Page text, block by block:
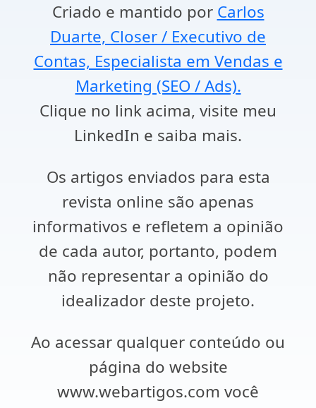
Criado e mantido por Carlos
Duarte, Closer / Executivo de
Contas, Especialista em Vendas e
Marketing (SEO / Ads).
Clique no link acima, visite meu
LinkedIn e saiba mais.
Os artigos enviados para esta
revista online são apenas
informativos e refletem a opinião
de cada autor, portanto, podem
não representar a opinião do
idealizador deste projeto.
Ao acessar qualquer conteúdo ou
página do website
www.webartigos.com você